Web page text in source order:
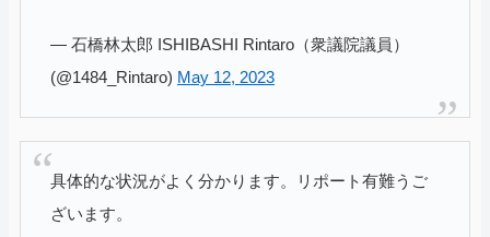
— 石橋林太郎 ISHIBASHI Rintaro（衆議院議員）
(@1484_Rintaro) May 12, 2023
具体的な状況がよく分かります。リポート有難うご
ざいます。